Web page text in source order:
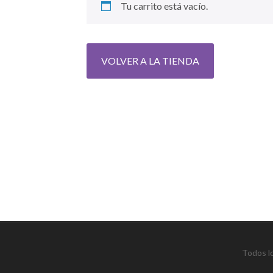
Tu carrito está vacío.
VOLVER A LA TIENDA
Todos